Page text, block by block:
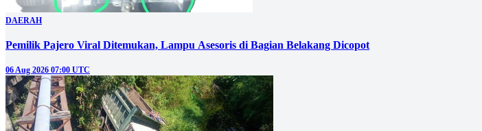
DAERAH
Pemilik Pajero Viral Ditemukan, Lampu Asesoris di Bagian Belakang Dicopot
06 Aug 2026 07:00 UTC